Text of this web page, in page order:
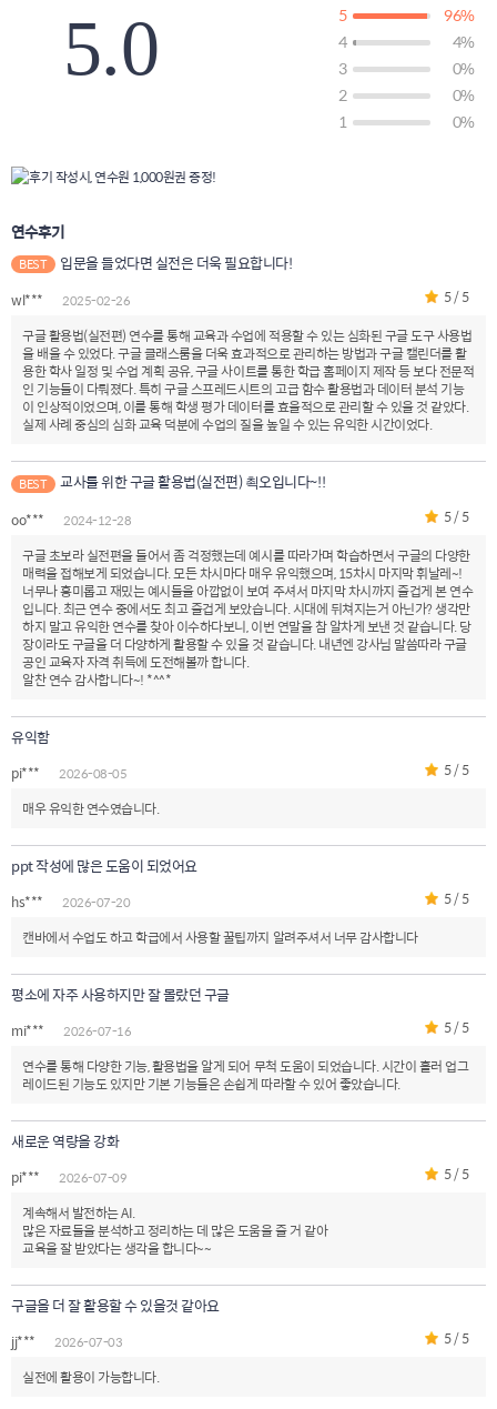
5.0 5
96%
4
4%
3
0%
2
0%
1
0%
연수후기
BEST 입문을 들었다면 실전은 더욱 필요합니다!
wl*** 2025-02-26
5 / 5
구글 활용법(실전편) 연수를 통해 교육과 수업에 적용할 수 있는 심화된 구글 도구 사용법
을 배울 수 있었다. 구글 클래스룸을 더욱 효과적으로 관리하는 방법과 구글 캘린더를 활
용한 학사 일정 및 수업 계획 공유, 구글 사이트를 통한 학급 홈페이지 제작 등 보다 전문적
인 기능들이 다뤄졌다. 특히 구글 스프레드시트의 고급 함수 활용법과 데이터 분석 기능
이 인상적이었으며, 이를 통해 학생 평가 데이터를 효율적으로 관리할 수 있을 것 같았다.
실제 사례 중심의 심화 교육 덕분에 수업의 질을 높일 수 있는 유익한 시간이었다.
BEST 교사를 위한 구글 활용법(실전편) 쵝오입니다~!!
oo*** 2024-12-28
5 / 5
구글 초보라 실전편을 들어서 좀 걱정했는데 예시를 따라가며 학습하면서 구글의 다양한
매력을 접해보게 되었습니다. 모든 차시마다 매우 유익했으며, 15차시 마지막 휘날레~!
너무나 흥미롭고 재밌는 예시들을 아깝없이 보여 주셔서 마지막 차시까지 즐겁게 본 연수
입니다. 최근 연수 중에서도 최고 즐겁게 보았습니다. 시대에 뒤쳐지는거 아닌가? 생각만
하지 말고 유익한 연수를 찾아 이수하다보니, 이번 연말을 참 알차게 보낸 것 같습니다. 당
장이라도 구글을 더 다양하게 활용할 수 있을 것 같습니다. 내년엔 강사님 말씀따라 구글
공인 교육자 자격 취득에 도전해볼까 합니다.
알찬 연수 감사합니다~! *^^*
유익함
pi*** 2026-08-05
5 / 5
매우 유익한 연수였습니다.
ppt 작성에 많은 도움이 되었어요
hs*** 2026-07-20
5 / 5
캔바에서 수업도 하고 학급에서 사용할 꿀팁까지 알려주셔서 너무 감사합니다
평소에 자주 사용하지만 잘 몰랐던 구글
mi*** 2026-07-16
5 / 5
연수를 통해 다양한 기능, 활용법을 알게 되어 무척 도움이 되었습니다. 시간이 흘러 업그
레이드된 기능도 있지만 기본 기능들은 손쉽게 따라할 수 있어 좋았습니다.
새로운 역량을 강화
pi*** 2026-07-09
5 / 5
계속해서 발전하는 AI.
많은 자료들을 분석하고 정리하는 데 많은 도움을 줄 거 같아
교육을 잘 받았다는 생각을 합니다~~
구글을 더 잘 활용할 수 있을것 같아요
jj*** 2026-07-03
5 / 5
실전에 활용이 가능합니다.